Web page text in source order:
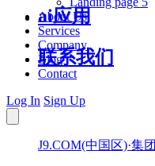
ai应用
联系我们
About Us
Services
Company
Blog
Contact
Log In Sign Up
J9.COM(中国区)·集团